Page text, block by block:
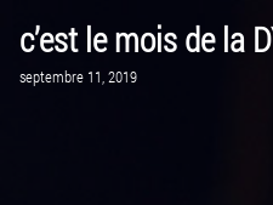
c’est le mois de la
septembre 11, 2019